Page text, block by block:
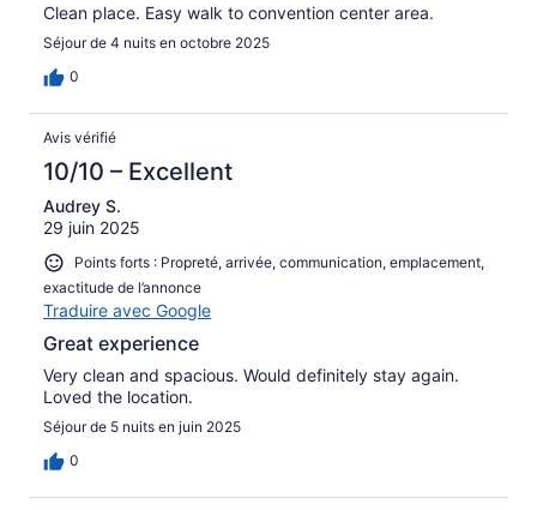
Clean place. Easy walk to convention center area.
Séjour de 4 nuits en octobre 2025
0
Avis vérifié
10/10 – Excellent
Audrey S.
29 juin 2025
Points forts : Propreté, arrivée, communication, emplacement,
exactitude de l’annonce
Traduire avec Google
Great experience
Very clean and spacious. Would definitely stay again.
Loved the location.
Séjour de 5 nuits en juin 2025
0